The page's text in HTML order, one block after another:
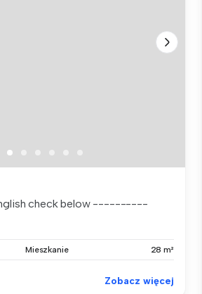
check below ----------
Mieszkanie 28 m²
Zobacz więcej